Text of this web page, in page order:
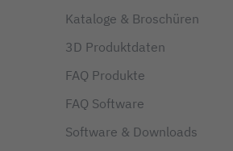
Kataloge & Broschüren
3D Produktdaten
FAQ Produkte
FAQ Software
Software & Downloads